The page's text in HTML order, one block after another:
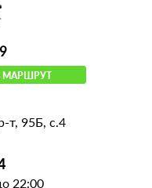
МАРШРУТ
т, 95Б, с.4
22:00